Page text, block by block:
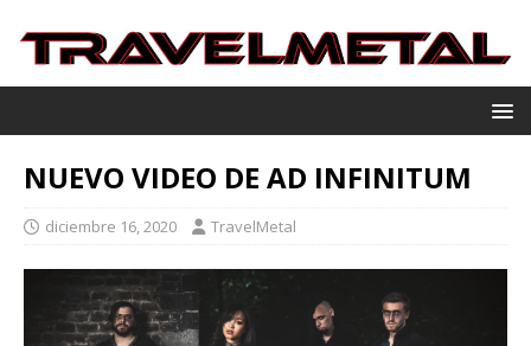
NUEVO VIDEO DE AD INFINITUM
diciembre 16, 2020 TravelMetal